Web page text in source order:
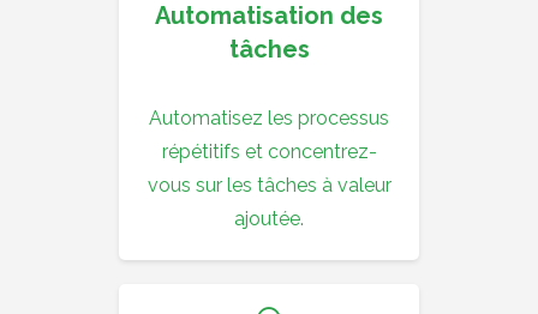
Automatisation des
tâches
Automatisez les processus
répétitifs et concentrez-
vous sur les tâches à valeur
ajoutée.